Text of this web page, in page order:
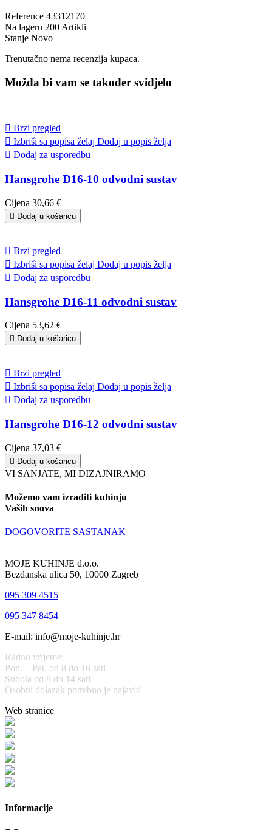
Reference 43312170
Na lageru 200 Artikli
Stanje Novo
Trenutačno nema recenzija kupaca.
Možda bi vam se također svidjelo
 Brzi pregled
 Izbriši sa popisa želaj Dodaj u popis želja
 Dodaj za usporedbu
Hansgrohe D16-10 odvodni sustav
Cijena 30,66 €
 Dodaj u košaricu
 Brzi pregled
 Izbriši sa popisa želaj Dodaj u popis želja
 Dodaj za usporedbu
Hansgrohe D16-11 odvodni sustav
Cijena 53,62 €
 Dodaj u košaricu
 Brzi pregled
 Izbriši sa popisa želaj Dodaj u popis želja
 Dodaj za usporedbu
Hansgrohe D16-12 odvodni sustav
Cijena 37,03 €
 Dodaj u košaricu
VI SANJATE, MI DIZAJNIRAMO
Možemo vam izraditi kuhinju
Vaših snova
DOGOVORITE SASTANAK
MOJE KUHINJE d.o.o.
Bezdanska ulica 50, 10000 Zagreb
095 309 4515
095 347 8454
E-mail: info@moje-kuhinje.hr
Radno vrijeme:
Pon. – Pet. od 8 do 16 sati.
Subota od 8 do 14 sati.
Osobni dolazak potrebno je najaviti
Web stranice
Informacije